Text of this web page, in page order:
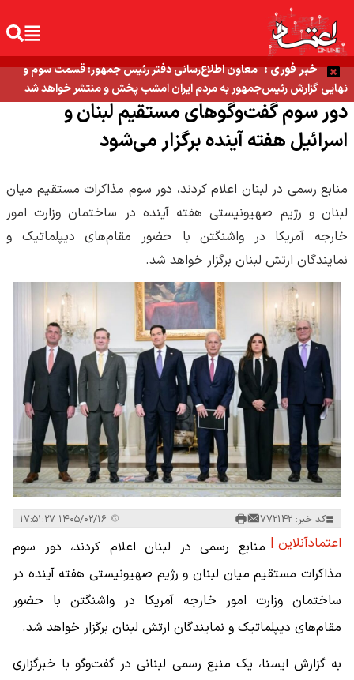
خبر فوری : معاون اطلاع‌رسانی دفتر رئیس جمهور: قسمت سوم و
نهایی گزارش رئیس‌جمهور به مردم ایران امشب پخش و منتشر خواهد شد
دور سوم گفت‌وگوهای مستقیم لبنان و
اسرائیل هفته آینده برگزار می‌شود
منابع رسمی در لبنان اعلام کردند، دور سوم مذاکرات مستقیم میان
لبنان و رژیم صهیونیستی هفته آینده در ساختمان وزارت امور
خارجه آمریکا در واشنگتن با حضور مقام‌های دیپلماتیک و
نمایندگان ارتش لبنان برگزار خواهد شد.
کد خبر: 772142
اعتمادآنلاین | منابع رسمی در لبنان اعلام کردند، دور سوم
مذاکرات مستقیم میان لبنان و رژیم صهیونیستی هفته آینده در
ساختمان وزارت امور خارجه آمریکا در واشنگتن با حضور
مقام‌های دیپلماتیک و نمایندگان ارتش لبنان برگزار خواهد شد.
به گزارش ایسنا، یک منبع رسمی لبنانی در گفت‌وگو با خبرگزاری